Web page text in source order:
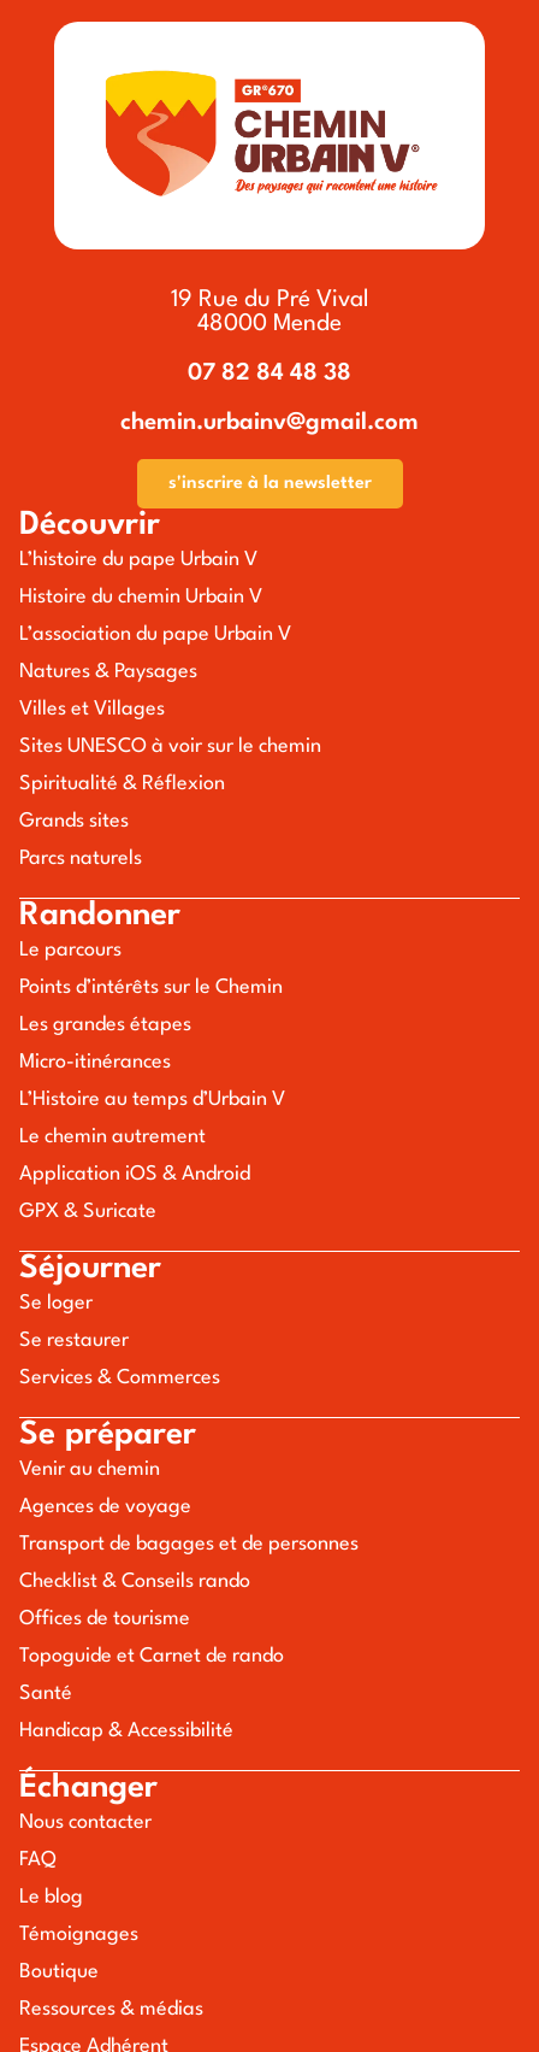
19 Rue du Pré Vival
48000 Mende
07 82 84 48 38
chemin.urbainv@gmail.com
s'inscrire à la newsletter
Découvrir
L’histoire du pape Urbain V
Histoire du chemin Urbain V
L’association du pape Urbain V
Natures & Paysages
Villes et Villages
Sites UNESCO à voir sur le chemin
Spiritualité & Réflexion
Grands sites
Parcs naturels
Randonner
Le parcours
Points d’intérêts sur le Chemin
Les grandes étapes
Micro-itinérances
L’Histoire au temps d’Urbain V
Le chemin autrement
Application iOS & Android
GPX & Suricate
Séjourner
Se loger
Se restaurer
Services & Commerces
Se préparer
Venir au chemin
Agences de voyage
Transport de bagages et de personnes
Checklist & Conseils rando
Offices de tourisme
Topoguide et Carnet de rando
Santé
Handicap & Accessibilité
Échanger
Nous contacter
FAQ
Le blog
Témoignages
Boutique
Ressources & médias
Espace Adhérent